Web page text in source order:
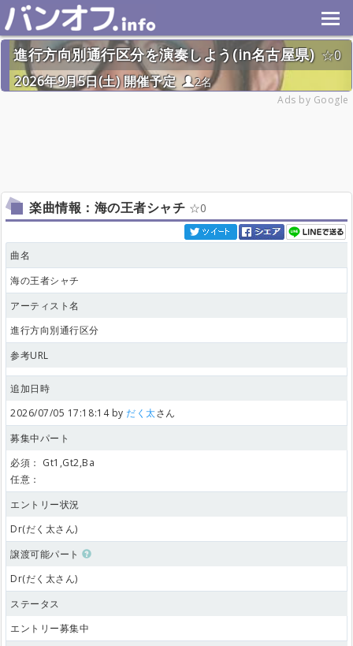
進行方向別通行区分を演奏しよう(in名古屋県)
0
2026年9月5日(土) 開催予定
2名
Ads by Google
楽曲情報：海の王者シャチ 0
曲名
海の王者シャチ
アーティスト名
進行方向別通行区分
参考URL
追加日時
2026/07/05 17:18:14 byだく太さん
募集中パート
必須： Gt1,Gt2,Ba
任意：
エントリー状況
Dr(だく太さん)
譲渡可能パート
Dr(だく太さん)
ステータス
エントリー募集中